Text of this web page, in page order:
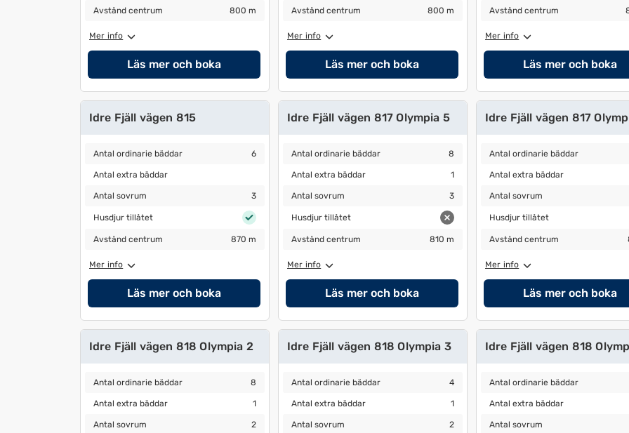
Avstånd centrum
Avstånd centrum 800 m
Mer info
Läs mer och boka
Avstånd centrum
Avstånd centrum 800 m
Mer info
Läs mer och boka
Avstånd centrum
Avstånd centrum
Mer info
Läs mer och boka
Idre Fjäll vägen 815
Antal ordinarie bäddar
Antal ordinarie bäddar 6
Antal extra bäddar
Antal extra bäddar
Antal sovrum
Antal sovrum 3
Husdjur tillåtet
Husdjur tillåtet
Avstånd centrum
Avstånd centrum 870 m
Mer info
Läs mer och boka
Idre Fjäll vägen 817 Olympia 5
Antal ordinarie bäddar
Antal ordinarie bäddar 8
Antal extra bäddar
Antal extra bäddar 1
Antal sovrum
Antal sovrum 3
Husdjur tillåtet
Husdjur tillåtet
Avstånd centrum
Avstånd centrum 810 m
Mer info
Läs mer och boka
Idre Fjäll vägen 817
Antal ordinarie bäddar
Antal ordinarie bäddar
Antal extra bäddar
Antal extra bäddar
Antal sovrum
Antal sovrum
Husdjur tillåtet
Husdjur tillåtet
Avstånd centrum
Avstånd centrum
Mer info
Läs mer och boka
Idre Fjäll vägen 818 Olympia 2
Antal ordinarie bäddar
Antal ordinarie bäddar 8
Antal extra bäddar
Antal extra bäddar 1
Antal sovrum
Antal sovrum 2
Idre Fjäll vägen 818 Olympia 3
Antal ordinarie bäddar
Antal ordinarie bäddar 4
Antal extra bäddar
Antal extra bäddar 1
Antal sovrum
Antal sovrum 2
Idre Fjäll vägen 818
Antal ordinarie bäddar
Antal ordinarie bäddar
Antal extra bäddar
Antal extra bäddar
Antal sovrum
Antal sovrum